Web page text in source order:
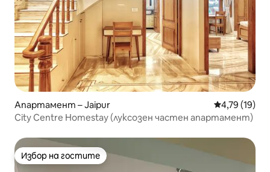
Апартамент – Jaipur Средна
4,79 (19)
City Centre Homestay (луксозен частен апартамент)
Избор на гостите
Избор на гостите